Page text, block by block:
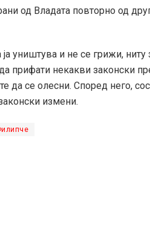
од Владата повторно од
уништува и не се грижи, ниту
прифати некакви законски
да се олесни. Според него,
измени.